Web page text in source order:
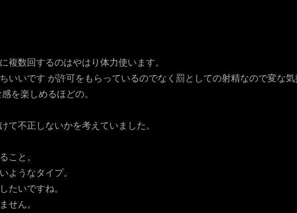
複数回するのはやはり体力使います。
いいです が許可をもらっているのでなく罰としての射精なので変な気
を楽しめるほどの。
不正しないかを考えていました。
こと。
ようなタイプ。
たいですね。
せん。